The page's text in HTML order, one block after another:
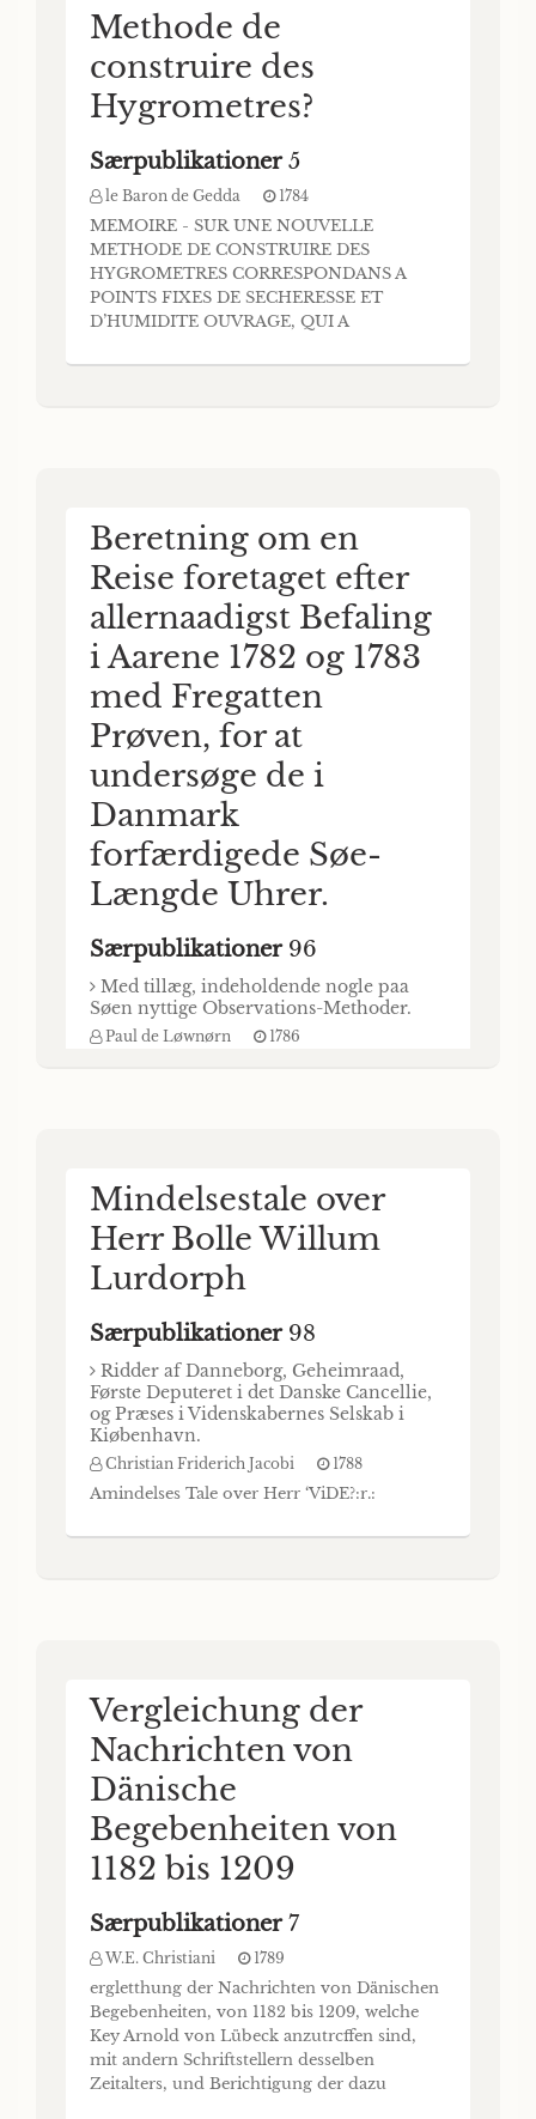
Methode de
construire des
Hygrometres?
Særpublikationer5
le Baron de Gedda 1784
MEMOIRE - SUR UNE NOUVELLE
METHODE DE CONSTRUIRE DES
HYGROMETRES CORRESPONDANS A
POINTS FIXES DE SECHERESSE ET
D’HUMIDITE OUVRAGE, QUI A
SOCIETE ROÍALE . DES SCIENCES DE
Beretning om en
Reise foretaget efter
allernaadigst Befaling
i Aarene 1782 og 1783
med Fregatten
Prøven, for at
undersøge de i
Danmark
forfærdigede Søe-
Længde Uhrer.
Særpublikationer 96
Med tillæg, indeholdende nogle paa
Søen nyttige Observations-Methoder.
Paul de Løwnørn 1786
Adjutant, Capitain-Lieutenant, Director for
det kongelige Soekaart-Archiv, Medlem af
det kongelige danste Videnskabers Selstab,
i Bre
Mindelsestale over
Herr Bolle Willum
Lurdorph
Særpublikationer 98
Ridder af Danneborg, Geheimraad,
Første Deputeret i det Danske Cancellie,
og Præses i Videnskabernes Selskab i
Kiøbenhavn.
Christian Friderich Jacobi 1788
Amindelses Tale over Herr ‘ViDE?:r.:
Vergleichung der
Nachrichten von
Dänische
Begebenheiten von
1182 bis 1209
Særpublikationer7
W.E. Christiani 1789
ergletthung der Nachrichten von Dänischen
Begebenheiten, von 1182 bis 1209, welche
Key Arnold von Lübeck anzutrcffen sind,
mit andern Schriftstellern desselben
Zeitalters, und Berichtigung der dazu